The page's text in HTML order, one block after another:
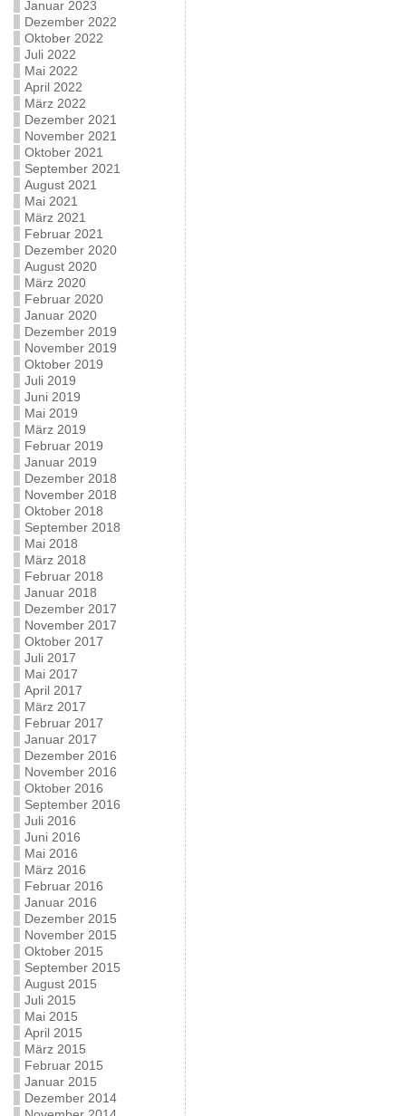
Januar 2023
Dezember 2022
Oktober 2022
Juli 2022
Mai 2022
April 2022
März 2022
Dezember 2021
November 2021
Oktober 2021
September 2021
August 2021
Mai 2021
März 2021
Februar 2021
Dezember 2020
August 2020
März 2020
Februar 2020
Januar 2020
Dezember 2019
November 2019
Oktober 2019
Juli 2019
Juni 2019
Mai 2019
März 2019
Februar 2019
Januar 2019
Dezember 2018
November 2018
Oktober 2018
September 2018
Mai 2018
März 2018
Februar 2018
Januar 2018
Dezember 2017
November 2017
Oktober 2017
Juli 2017
Mai 2017
April 2017
März 2017
Februar 2017
Januar 2017
Dezember 2016
November 2016
Oktober 2016
September 2016
Juli 2016
Juni 2016
Mai 2016
März 2016
Februar 2016
Januar 2016
Dezember 2015
November 2015
Oktober 2015
September 2015
August 2015
Juli 2015
Mai 2015
April 2015
März 2015
Februar 2015
Januar 2015
Dezember 2014